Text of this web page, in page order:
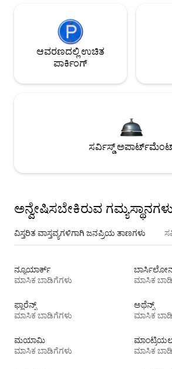
ಆವರಣದಲ್ಲಿ ಉಚಿತ
ಪಾರ್ಕಿಂಗ್
ಸರ್ವಿಸ್ಡ್
ಅನ್ವೇಷಿಸಬೇಕಿರುವ
ವಿಸ್ತರಿತ ವಾಸ್ತವ್ಯಗಳಿಗಾಗಿ ಜನಪ್ರಿಯ ತಾಣಗಳು
ನ್ಯೂಯಾರ್ಕ್
ಮಾಸಿಕ ಬಾಡಿಗೆಗಳು
ಮಾಸಿಕ
ಫ್ಲಾರೆನ್ಸ್
ಮಾಸಿಕ ಬಾಡಿಗೆಗಳು
ಅಥೆನ್ಸ್
ಮಾಸಿಕ
ಮಯಾಮಿ
ಮಾಸಿಕ ಬಾಡಿಗೆಗಳು
ಮಾಸಿಕ